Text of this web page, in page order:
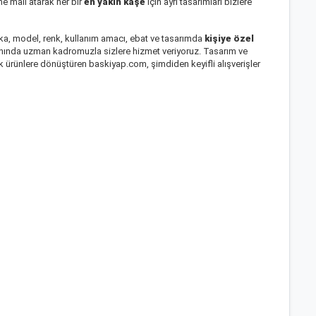
model, renk, kullanım amacı, ebat ve tasarımda kişiye özel
uzman kadromuzla sizlere hizmet veriyoruz. Tasarım ve
ürünlere dönüştüren baskiyap.com, şimdiden keyifli alışverişler